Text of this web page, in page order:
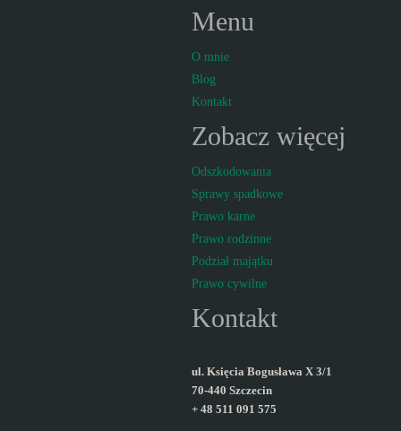
Menu
O mnie
Blog
Kontakt
Zobacz więcej
Odszkodowania
Sprawy spadkowe
Prawo karne
Prawo rodzinne
Podział majątku
Prawo cywilne
Kontakt
ul. Księcia Bogusława X 3/1
70-440 Szczecin
+ 48 511 091 575